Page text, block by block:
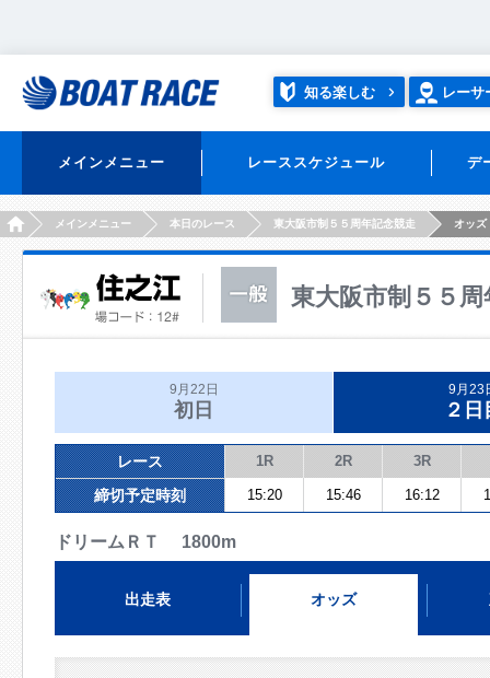
知る楽しむ レーサ
メインメニュー レーススケジュール デ
HOMEメインメニュー 本日のレース 東大阪市制５５周年記念競走 オッズ
東大阪市制５５
9月22日
初日
9月23
２日
レース 1R 2R 3R
締切予定時刻 15:20 15:46 16:12
ドリームＲＴ 1800m
出走表 オッズ